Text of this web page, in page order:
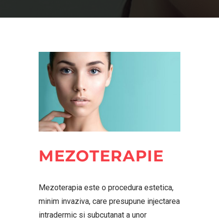
MEZOTERAPIE
Mezoterapia este o procedura estetica,
minim invaziva, care presupune injectarea
intradermic si subcutanat a unor